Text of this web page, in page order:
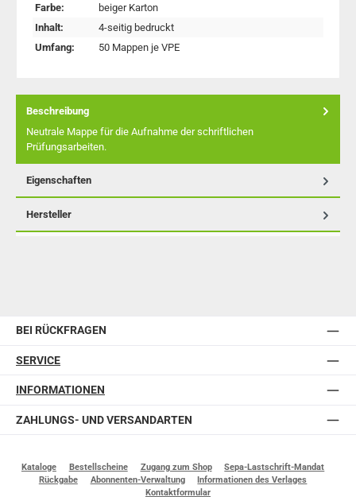
Farbe:
beiger Karton
Inhalt:
4-seitig bedruckt
Umfang:
50 Mappen je VPE
Beschreibung
Neutrale Mappe für die Aufnahme der schriftlichen
Prüfungsarbeiten.
Eigenschaften
Hersteller
BEI RÜCKFRAGEN
SERVICE
INFORMATIONEN
ZAHLUNGS- UND VERSANDARTEN
Kataloge Bestellscheine Zugang zum Shop
Sepa-Lastschrift-Mandat
Rückgabe
Abonnenten-Verwaltung
Informationen des Verlages
Kontaktformular